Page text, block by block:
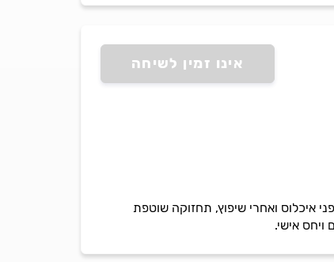
אינו זמין לשיחה
איכלוס ואחרי שיפוץ, תחזוקה שוטפת
ויחס אישי.